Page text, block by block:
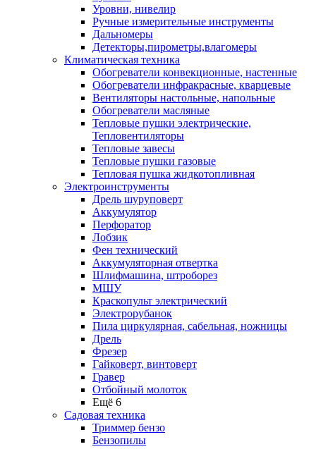
Уровни, нивелир
Ручные измерительные инструменты
Дальномеры
Детекторы,пирометры,влагомеры
Климатическая техника
Обогреватели конвекционные, настенные
Обогреватели инфракрасные, кварцевые
Вентиляторы настольные, напольные
Обогреватели масляные
Тепловые пушки электрические,
Тепловентиляторы
Тепловые завесы
Тепловые пушки газовые
Тепловая пушка жидкотопливная
Электроинструменты
Дрель шуруповерт
Аккумулятор
Перфоратор
Лобзик
Фен технический
Аккумуляторная отвертка
Шлифмашина, штроборез
МШУ
Краскопульт электрический
Электрорубанок
Пила циркулярная, сабельная, ножницы
Дрель
Фрезер
Гайковерт, винтоверт
Гравер
Отбойный молоток
Ещё 6
Садовая техника
Триммер бензо
Бензопилы